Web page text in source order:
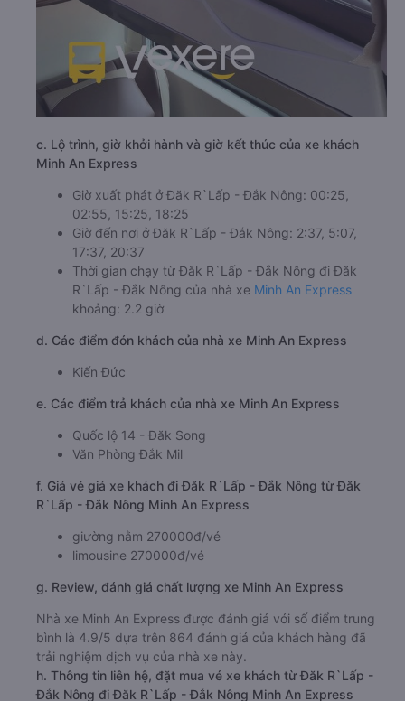
c. Lộ trình, giờ khởi hành và giờ kết thúc của xe khách
Minh An Express
Giờ xuất phát ở Đăk R`Lấp - Đắk Nông: 00:25,
02:55, 15:25, 18:25
Giờ đến nơi ở Đăk R`Lấp - Đắk Nông: 2:37, 5:07,
17:37, 20:37
Thời gian chạy từ Đăk R`Lấp - Đắk Nông đi Đăk
R`Lấp - Đắk Nông của nhà xe Minh An Express
khoảng: 2.2 giờ
d. Các điểm đón khách của nhà xe Minh An Express
Kiến Đức
e. Các điểm trả khách của nhà xe Minh An Express
Quốc lộ 14 - Đăk Song
Văn Phòng Đắk Mil
f. Giá vé giá xe khách đi Đăk R`Lấp - Đắk Nông từ Đăk
R`Lấp - Đắk Nông Minh An Express
giường nằm 270000đ/vé
limousine 270000đ/vé
g. Review, đánh giá chất lượng xe Minh An Express
Nhà xe Minh An Express được đánh giá với số điểm trung
bình là 4.9/5 dựa trên 864 đánh giá của khách hàng đã
trải nghiệm dịch vụ của nhà xe này.
h. Thông tin liên hệ, đặt mua vé xe khách từ Đăk R`Lấp -
Đắk Nông đi Đăk R`Lấp - Đắk Nông Minh An Express